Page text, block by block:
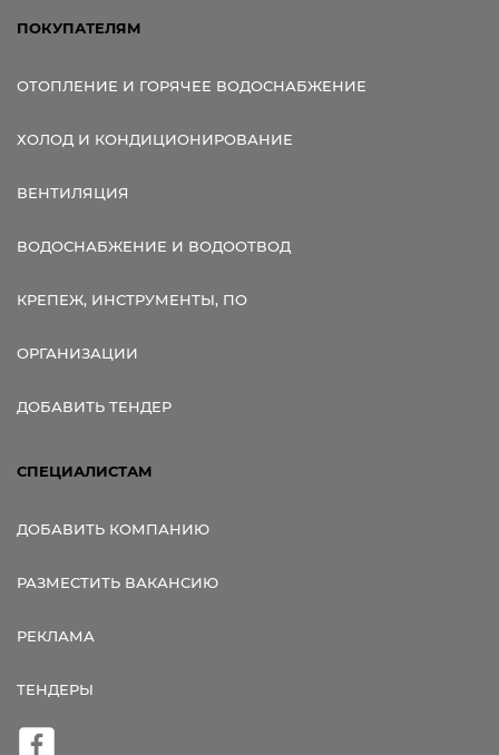
ПОКУПАТЕЛЯМ
ОТОПЛЕНИЕ И ГОРЯЧЕЕ ВОДОСНАБЖЕНИЕ
ХОЛОД И КОНДИЦИОНИРОВАНИЕ
ВЕНТИЛЯЦИЯ
ВОДОСНАБЖЕНИЕ И ВОДООТВОД
КРЕПЕЖ, ИНСТРУМЕНТЫ, ПО
ОРГАНИЗАЦИИ
ДОБАВИТЬ ТЕНДЕР
СПЕЦИАЛИСТАМ
ДОБАВИТЬ КОМПАНИЮ
РАЗМЕСТИТЬ ВАКАНСИЮ
РЕКЛАМА
ТЕНДЕРЫ